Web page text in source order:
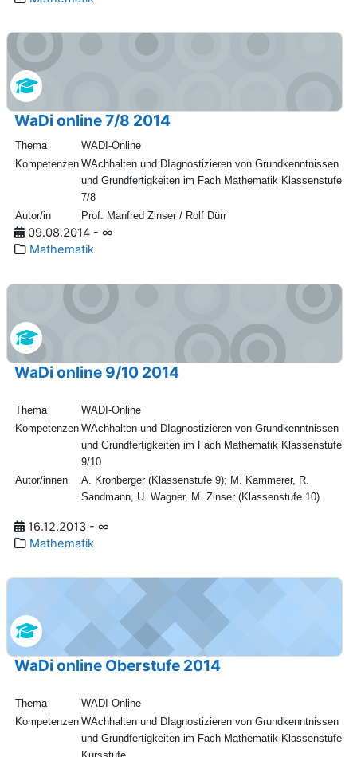
WaDi online 7/8 2014
Thema
WADI-Online
Kompetenzen WAchhalten und DIagnostizieren von Grundkenntnissen
und Grundfertigkeiten im Fach Mathematik Klassenstufe
7/8
Autor/in
Prof. Manfred Zinser / Rolf Dürr
09.08.2014 - ∞
Mathematik
WaDi online 9/10 2014
Thema
WADI-Online
Kompetenzen WAchhalten und DIagnostizieren von Grundkenntnissen
und Grundfertigkeiten im Fach Mathematik Klassenstufe
9/10
Autor/innen
A. Kronberger (Klassenstufe 9); M. Kammerer, R.
Sandmann, U. Wagner, M. Zinser (Klassenstufe 10)
16.12.2013 - ∞
Mathematik
WaDi online Oberstufe 2014
Thema
WADI-Online
Kompetenzen WAchhalten und DIagnostizieren von Grundkenntnissen
und Grundfertigkeiten im Fach Mathematik Klassenstufe